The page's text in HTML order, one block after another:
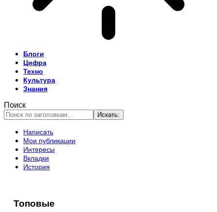
Блоги
Цифра
Техно
Культура
Знания
Поиск
Написать
Мои публикации
Интересы
Вкладки
История
Топовые